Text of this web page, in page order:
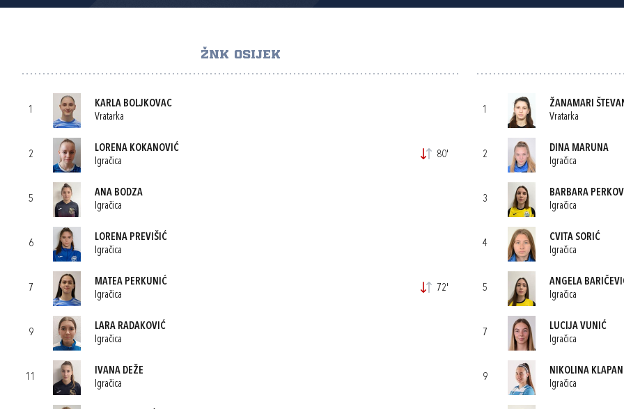
ŽNK OSIJEK
1
KARLA BOLJKOVAC
Vratarka
2
LORENA KOKANOVIĆ
Igračica
80'
5
ANA BODZA
Igračica
6
LORENA PREVIŠIĆ
Igračica
7
MATEA PERKUNIĆ
Igračica
72'
9
LARA RADAKOVIĆ
Igračica
11
IVANA DEŽE
Igračica
1
ŽANAMARI
Vratarka
2
DINA MARUNA
Igračica
3
BARBARA
Igračica
4
CVITA SORIĆ
Igračica
5
ANGELA
Igračica
7
LUCIJA VUNIĆ
Igračica
9
NIKOLINA KLAPAN
Igračica